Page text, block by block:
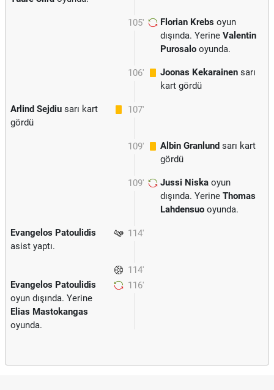
105' Florian Krebs oyun
dışında. Yerine Valentin
Purosalo oyunda.
106' Joonas Kekarainen sarı
kart gördü
107'
Arlind Sejdiu sarı kart
gördü
109' Albin Granlund sarı kart
gördü
109' Jussi Niska oyun
dışında. Yerine Thomas
Lahdensuo oyunda.
114'
Evangelos Patoulidis
asist yaptı.
114'
116'
Evangelos Patoulidis
oyun dışında. Yerine
Elias Mastokangas
oyunda.